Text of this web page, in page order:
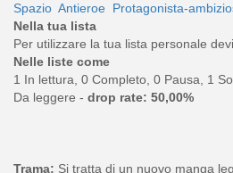
Spazio Antieroe Protagonista-
Nella tua lista
Per utilizzare la tua lista personale
Nelle liste come
1 In lettura, 0 Completo, 0 Pausa, 1
Da leggere - drop rate: 50,00%
Trama: Si tratta di un nuovo manga